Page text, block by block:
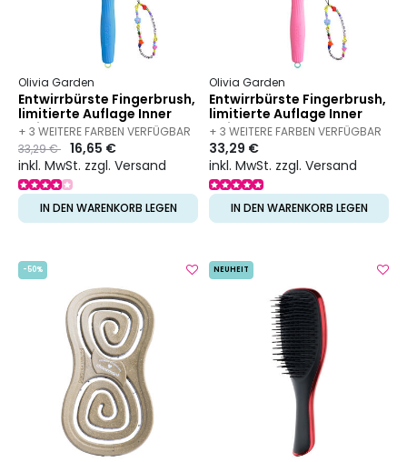
Olivia Garden
Entwirrbürste Fingerbrush,
limitierte Auflage Inner
Child
+ 3 WEITERE FARBEN VERFÜGBAR
Preis
33,29 €to16,65 €
inkl. MwSt. zzgl. Versand
IN DEN WARENKORB LEGEN
Olivia Garden
Entwirrbürste Fingerbrush,
limitierte Auflage Inner
Child
+ 3 WEITERE FARBEN VERFÜGBAR
33,29 €
inkl. MwSt. zzgl. Versand
IN DEN WARENKORB LEGEN
-50% NEUHEIT